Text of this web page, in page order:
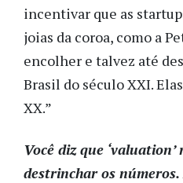
incentivar que as
joias da coroa, como a
encolher e talvez até
Brasil do século XXI.
XX.”
Você diz que ‘valuation’
destrinchar os